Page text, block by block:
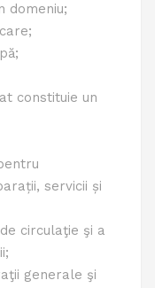
domeniu;
constituie un
servicii și
circulaţie şi a
generale şi